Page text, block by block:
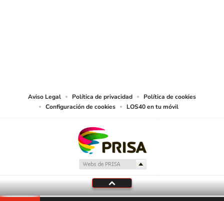
Aviso Legal Política de privacidad
Política de cookies
Configuración de cookies
LOS40 en tu móvil